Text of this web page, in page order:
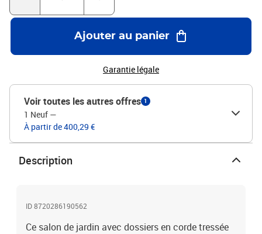
cm (L x l x H)Dimensions du canapé central : 65 x 65 x 60 cm (l x P
x H)Dimensions du canapé d’angle : 65 x 65 x 60 cm (l x P x
H)Épaisseur du coussin d’assise : 6 cmÉpaisseur du coussin de
dossier : 9 cmAssemblage requis : OuiLa livraison contient :4
canapés d’angle1 canapé central1 table5 coussins d’assise9
Ajouter au panier
Garantie légale
Voir toutes les autres offres 1
1 Neuf —
À partir de 400,29 €
Description
ID 8720286190562
Ce salon de jardin avec dossiers en corde tressée